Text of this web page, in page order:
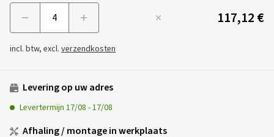
117,12 €
incl. btw, excl. verzendkosten
Levering op uw adres
Levertermijn 17/08 -17/08
Afhaling / montage in werkplaats